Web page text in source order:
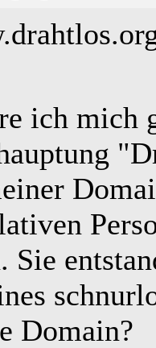
ich mich
Domain?